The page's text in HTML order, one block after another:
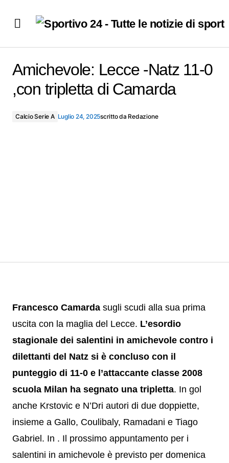
Amichevole: Lecce -Natz 11-0
,con tripletta di Camarda
Calcio Serie A Luglio 24, 2025scritto da Redazione
Francesco Camarda sugli scudi alla sua prima
uscita con la maglia del Lecce. L’esordio
stagionale dei salentini in amichevole contro i
dilettanti del Natz si è concluso con il
punteggio di 11-0 e l’attaccante classe 2008
scuola Milan ha segnato una tripletta. In gol
anche Krstovic e N’Dri autori di due doppiette,
insieme a Gallo, Coulibaly, Ramadani e Tiago
Gabriel. In . Il prossimo appuntamento per i
salentini in amichevole è previsto per domenica